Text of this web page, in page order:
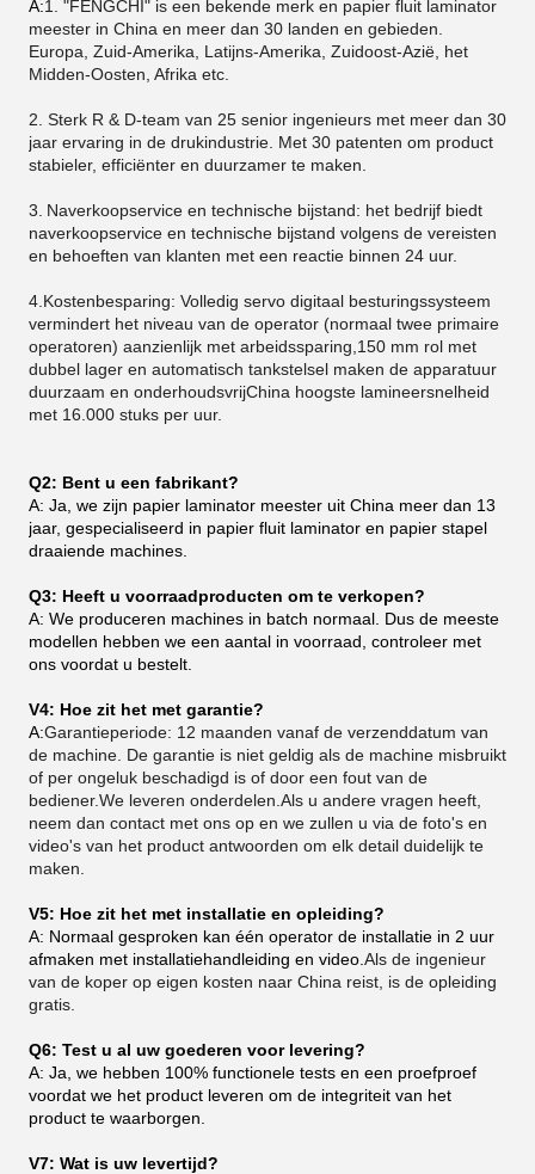
A:1. "FENGCHI" is een bekende merk en papier fluit laminator
meester in China en meer dan 30 landen en gebieden.
Europa, Zuid-Amerika, Latijns-Amerika, Zuidoost-Azië, het
Midden-Oosten, Afrika etc.
2. Sterk R & D-team van 25 senior ingenieurs met meer dan 30
jaar ervaring in de drukindustrie. Met 30 patenten om product
stabieler, efficiënter en duurzamer te maken.
3. Naverkoopservice en technische bijstand: het bedrijf biedt
naverkoopservice en technische bijstand volgens de vereisten
en behoeften van klanten met een reactie binnen 24 uur.
4.Kostenbesparing: Volledig servo digitaal besturingssysteem
vermindert het niveau van de operator (normaal twee primaire
operatoren) aanzienlijk met arbeidssparing,150 mm rol met
dubbel lager en automatisch tankstelsel maken de apparatuur
duurzaam en onderhoudsvrijChina hoogste lamineersnelheid
met 16.000 stuks per uur.
Q2: Bent u een fabrikant?
A: Ja, we zijn papier laminator meester uit China meer dan 13
jaar, gespecialiseerd in papier fluit laminator en papier stapel
draaiende machines.
Q3: Heeft u voorraadproducten om te verkopen?
A: We produceren machines in batch normaal. Dus de meeste
modellen hebben we een aantal in voorraad, controleer met
ons voordat u bestelt.
V4: Hoe zit het met garantie?
A:Garantieperiode: 12 maanden vanaf de verzenddatum van
de machine. De garantie is niet geldig als de machine misbruikt
of per ongeluk beschadigd is of door een fout van de
bediener.We leveren onderdelen.Als u andere vragen heeft,
neem dan contact met ons op en we zullen u via de foto's en
video's van het product antwoorden om elk detail duidelijk te
maken.
V5: Hoe zit het met installatie en opleiding?
A: Normaal gesproken kan één operator de installatie in 2 uur
afmaken met installatiehandleiding en video. Als de ingenieur
van de koper op eigen kosten naar China reist, is de opleiding
gratis.
Q6: Test u al uw goederen voor levering?
A: Ja, we hebben 100% functionele tests en een proefproef
voordat we het product leveren om de integriteit van het
product te waarborgen.
V7: Wat is uw levertijd?